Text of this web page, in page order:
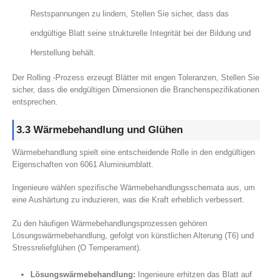
Restspannungen zu lindern, Stellen Sie sicher, dass das
endgültige Blatt seine strukturelle Integrität bei der Bildung und
Herstellung behält.
Der Rolling -Prozess erzeugt Blätter mit engen Toleranzen, Stellen Sie
sicher, dass die endgültigen Dimensionen die Branchenspezifikationen
entsprechen.
3.3 Wärmebehandlung und Glühen
Wärmebehandlung spielt eine entscheidende Rolle in den endgültigen
Eigenschaften von 6061 Aluminiumblatt.
Ingenieure wählen spezifische Wärmebehandlungsschemata aus, um
eine Aushärtung zu induzieren, was die Kraft erheblich verbessert.
Zu den häufigen Wärmebehandlungsprozessen gehören
Lösungswärmebehandlung, gefolgt von künstlichen Alterung (T6) und
Stressreliefglühen (O Temperament).
Lösungswärmebehandlung: Ingenieure erhitzen das Blatt auf